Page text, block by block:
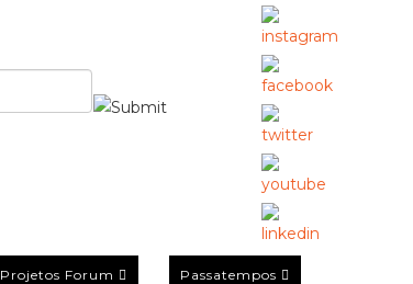
Projetos Forum Passatempos